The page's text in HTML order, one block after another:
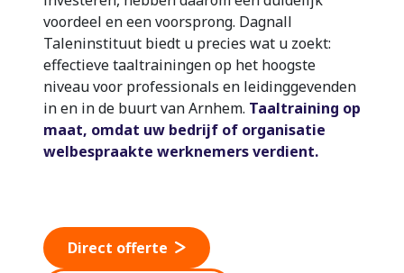
voordeel en een voorsprong. Dagnall
Taleninstituut biedt u precies wat u zoekt:
effectieve taaltrainingen op het hoogste
niveau voor professionals en leidinggevenden
in en in de buurt van Arnhem. Taaltraining op
maat, omdat uw bedrijf of organisatie
welbespraakte werknemers verdient.
Direct offerte